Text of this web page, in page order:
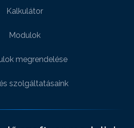
Kalkulátor
Modulok
megrendelése
szolgáltatásaink